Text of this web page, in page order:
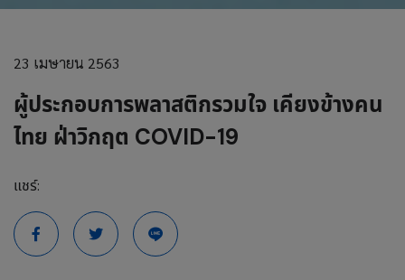
23 เมษายน 2563
ผู้ประกอบการพลาสติกรวมใจ เคียงข้างคน
ไทย ฝ่าวิกฤต COVID-19
แชร์: